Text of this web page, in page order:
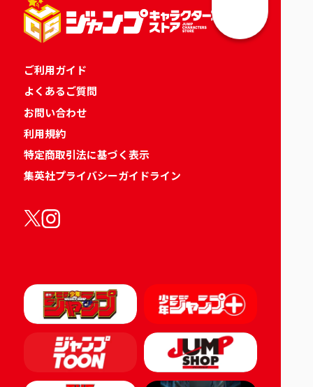
ご利用ガイド
よくあるご質問
お問い合わせ
利用規約
特定商取引法に基づく表示
集英社プライバシーガイドライン